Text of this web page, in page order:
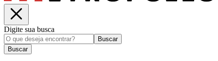
Digite sua busca
Buscar
Buscar